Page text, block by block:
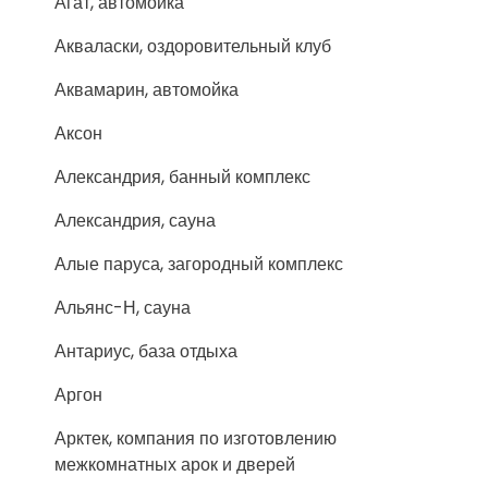
Акваласки, оздоровительный клуб
Аквамарин, автомойка
Аксон
Александрия, банный комплекс
Александрия, сауна
Алые паруса, загородный комплекс
Альянс-Н, сауна
Антариус, база отдыха
Аргон
Арктек, компания по изготовлению
межкомнатных арок и дверей